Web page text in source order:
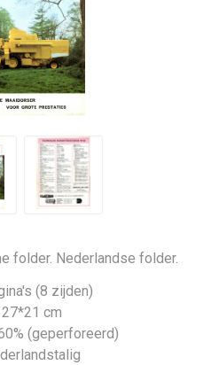
folder. Nederlandse folder.
(8 zijden)
27*21 cm
(geperforeerd)